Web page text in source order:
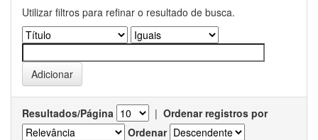
Utilizar filtros para refinar o resultado de busca.
Resultados/Página | Ordenar registros por
Ordenar